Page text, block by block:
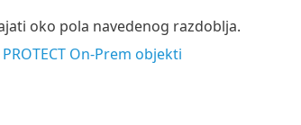
oko pola navedenog razdoblja.
PROTECT On-Prem objekti